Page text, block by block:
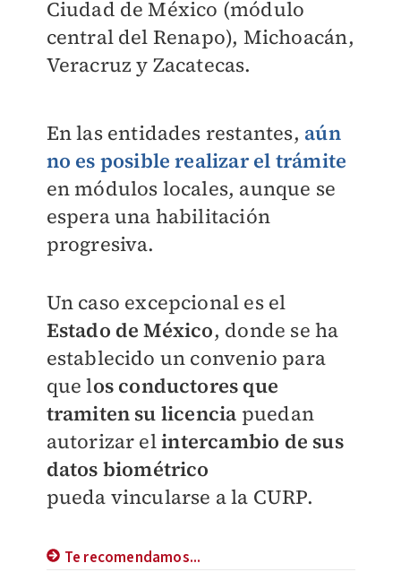
Ciudad de México (módulo
central del Renapo), Michoacán,
Veracruz y Zacatecas.
En las entidades restantes, aún
no es posible realizar el trámite
en módulos locales, aunque se
espera una habilitación
progresiva.
Un caso excepcional es el
Estado de México, donde se ha
establecido un convenio para
que los conductores que
tramiten su licencia puedan
autorizar elintercambio de sus
datos biométrico
pueda vincularse a la CURP.
Te recomendamos...